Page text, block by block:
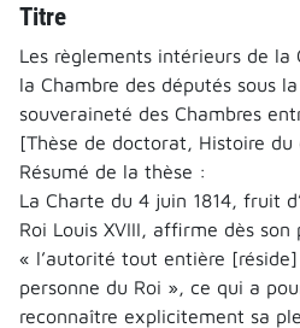
Titre
Les règlements intérieurs de la
la Chambre des députés sous
souveraineté des Chambres
[Thèse de doctorat, Histoire du
Résumé de la thèse :
La Charte du 4 juin 1814, fruit
Roi Louis XVIII, affirme dès son
« l’autorité tout entière
personne du Roi », ce qui a
reconnaître explicitement sa